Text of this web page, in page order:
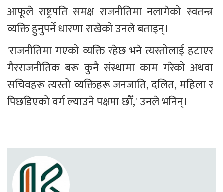
आफूले राष्ट्रपति समक्ष राजनीतिमा नलागेको स्वतन्त्र
व्यक्ति हुनुपर्ने धारणा राखेको उनले बताइन्।
'राजनीतिमा गएको व्यक्ति रहेछ भने त्यस्तोलाई हटाएर
गैरराजनीतिक बरू कुनै संस्थामा काम गरेको अथवा
सचिवहरू त्यस्तो व्यक्तिहरू जनजाति, दलित, महिला र
पिछडिएको वर्ग ल्याउने पक्षमा छौँ,' उनले भनिन्।